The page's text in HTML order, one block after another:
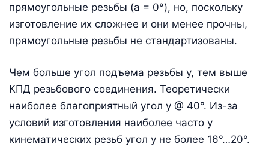
прямоугольные резьбы (a = 0°), но, поскольку
изготовление их сложнее и они менее прочны,
прямоугольные резьбы не стандартизованы.
Чем больше угол подъема резьбы y, тем выше
КПД резьбового соединения. Теоретически
наиболее благоприятный угол y @ 40°. Из-за
условий изготовления наиболее часто у
кинематических резьб угол y не более 16°…20°.